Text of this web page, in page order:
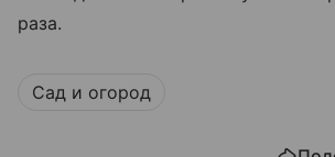
раза.
Сад и огород